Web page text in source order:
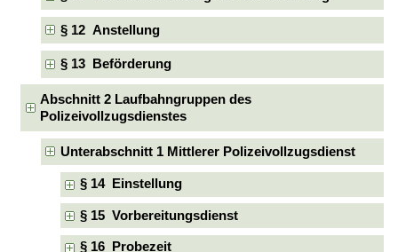
§ 12 Anstellung
§ 13 Beförderung
Abschnitt 2 Laufbahngruppen des
Polizeivollzugsdienstes
Unterabschnitt 1 Mittlerer Polizeivollzugsdienst
§ 14 Einstellung
§ 15 Vorbereitungsdienst
§ 16 Probezeit